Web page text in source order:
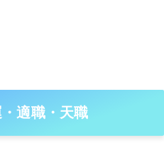
適職・天職